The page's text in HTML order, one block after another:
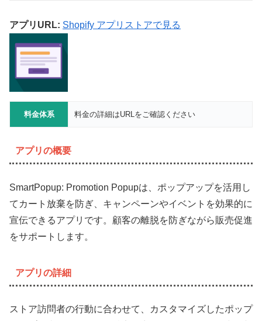
アプリURL: Shopify アプリストアで見る
料金体系 料金の詳細はURLをご確認ください
アプリの概要
SmartPopup: Promotion Popupは、ポップアップを活用し
てカート放棄を防ぎ、キャンペーンやイベントを効果的に
宣伝できるアプリです。顧客の離脱を防ぎながら販売促進
をサポートします。
アプリの詳細
ストア訪問者の行動に合わせて、カスタマイズしたポップ